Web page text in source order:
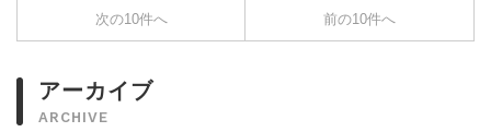
次の10件へ 前の10件へ
アーカイブ
ARCHIVE